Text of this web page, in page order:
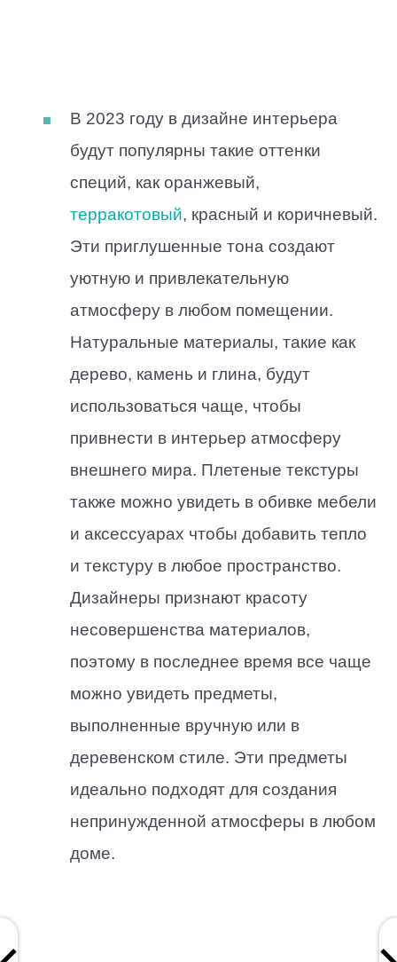
В 2023 году в дизайне интерьера
будут популярны такие оттенки
специй, как оранжевый,
терракотовый, красный и коричневый.
Эти приглушенные тона создают
уютную и привлекательную
атмосферу в любом помещении.
Натуральные материалы, такие как
дерево, камень и глина, будут
использоваться чаще, чтобы
привнести в интерьер атмосферу
внешнего мира. Плетеные текстуры
также можно увидеть в обивке мебели
и аксессуарах чтобы добавить тепло
и текстуру в любое пространство.
Дизайнеры признают красоту
несовершенства материалов,
поэтому в последнее время все чаще
можно увидеть предметы,
выполненные вручную или в
деревенском стиле. Эти предметы
идеально подходят для создания
непринужденной атмосферы в любом
доме.